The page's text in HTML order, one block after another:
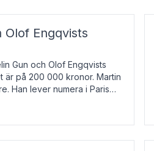
Olof Engqvists
Gun och Olof Engqvists
är på 200 000 kronor. Martin
Han lever numera i Paris